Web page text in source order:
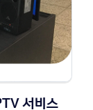
서비스